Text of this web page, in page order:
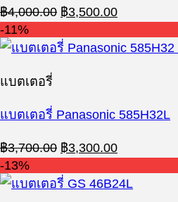
฿4,000.00 Original
price
was:
฿4,000.00.
฿3,500.00Current
price
is:
฿3,500.00.
-11%
แบตเตอรี่
แบตเตอรี่ Panasonic 585H32L
฿3,700.00 Original
price
was:
฿3,700.00.
฿3,300.00Current
price
is:
฿3,300.00.
-13%